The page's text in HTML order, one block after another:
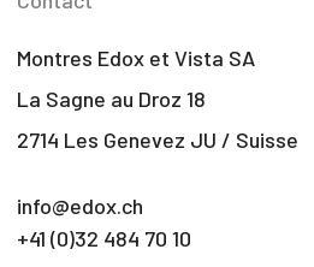
Montres Edox et Vista SA
La Sagne au Droz 18
2714 Les Genevez JU / Suisse
info@edox.ch
+41 (0)32 484 70 10